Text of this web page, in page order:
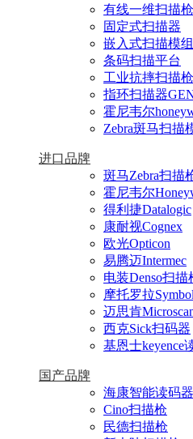
有线一维扫描枪
固定式扫描器
嵌入式扫描模组
条码扫描平台
工业抗摔扫描枪
指环扫描器
霍尼韦尔
Zebra斑马扫描
进口品牌
斑马Zebra扫描
霍尼韦尔
得利捷Datalogic
康耐视Cognex
欧光Opticon
易腾迈Intermec
电装Denso扫描
摩托罗拉Symbol
迈思肯
西克Sick扫码器
基恩士keyence
国产品牌
海康智能读码器
Cino扫描枪
民德扫描枪